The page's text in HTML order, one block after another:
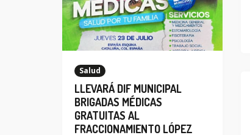
Salud
LLEVARÁ DIF MUNICIPAL
BRIGADAS MÉDICAS
GRATUITAS AL
FRACCIONAMIENTO LÓPEZ